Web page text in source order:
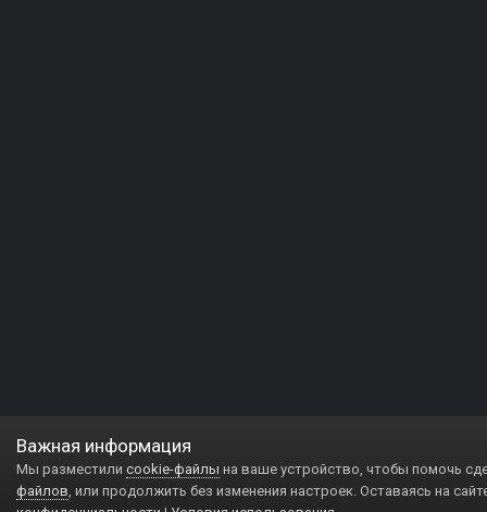
Важная информация
Мы разместили cookie-файлы на ваше устройство, чтобы помочь
файлов, или продолжить без изменения настроек. Оставаясь на